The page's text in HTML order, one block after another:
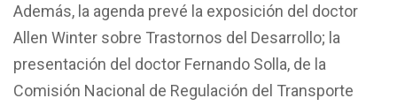
Además, la agenda prevé la exposición del doctor
Allen Winter sobre Trastornos del Desarrollo; la
presentación del doctor Fernando Solla, de la
Comisión Nacional de Regulación del Transporte